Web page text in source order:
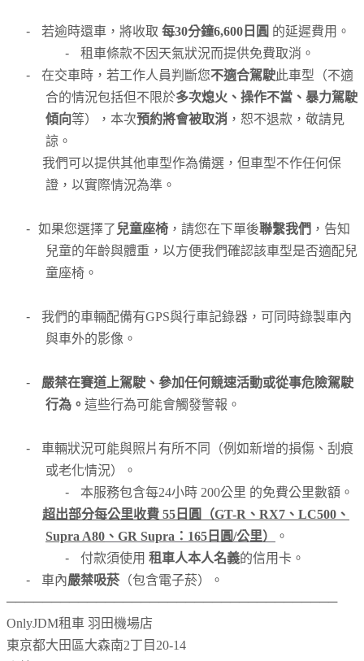
- 若逾時還車，將收取 每30分鐘6,600日圓 的延遲費用。
-
租車條款不因天氣狀況而提供免費取消。
-
在交車時，若工作人員判斷您不適合駕駛此車型（不適
合的情況包括但不限於多次熄火、操作不當、暴力駕駛
傾向等），本次預約將會被取消 ，恕不退款，敬請見
諒。
我們可以提供其他車型作為備選，但車型不作任何保
證，以實際情況為準。
- 如果您選擇了 兒童座椅 ，請您在下單後聯繫我們 ，告知
兒童的年齡與體重，以方便我們確認該車型是否適配兒
童座椅。
-
我們的車輛配備有GPS與行車記錄器，可同時錄製車內
與車外的影像。
-
嚴禁在賽道上駕駛、參加任何競速活動或從事危險駕駛
行為。 這些行為可能會觸發警報。
-
車輛狀況可能與照片有所不同（例如新增的損傷、刮痕
或老化情況）。
-
本服務包含每24小時 200公里 的免費公里數額。
超出部分每公里收費 55日圓（GT-R、RX7、LC500、
Supra A80 、GR Supra ：165日圓/公里）
。
-
付款須使用 租車人本人名義的信用卡。
-
車內嚴禁吸菸（包含電子菸）。
─────────────────────────────────────
OnlyJDM租車 羽田機場店
東京都大田區大森南2丁目 20-14